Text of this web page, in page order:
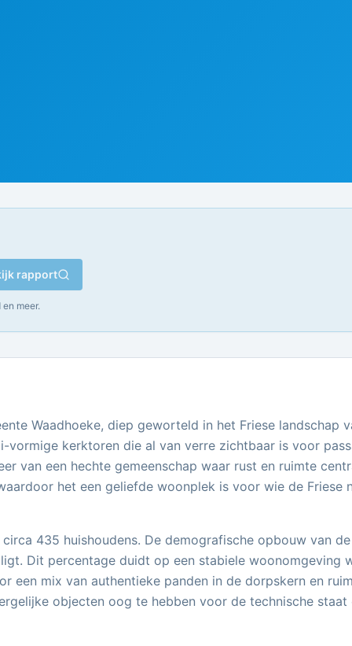
rapport
meer.
Waadhoeke, diep geworteld in het Friese landschap
kerktoren die al van verre zichtbaar is voor
van een hechte gemeenschap waar rust en ruimte
het een geliefde woonplek is voor wie de
435 huishoudens. De demografische opbouw van
Dit percentage duidt op een stabiele woonomgeving
een mix van authentieke panden in de dorpskern en
objecten oog te hebben voor de technische